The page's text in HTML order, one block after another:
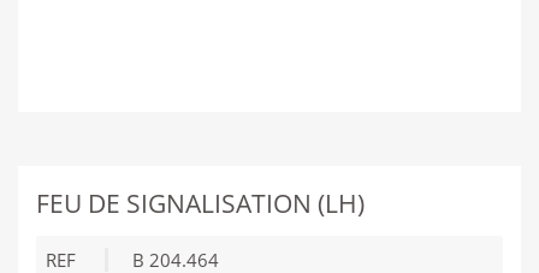
FEU DE SIGNALISATION (LH)
REF B 204.464